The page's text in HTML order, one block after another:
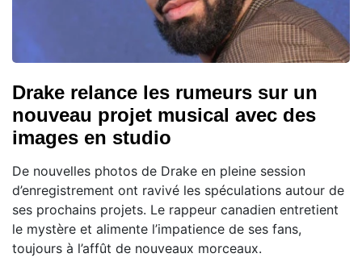
Drake relance les rumeurs sur un
nouveau projet musical avec des
images en studio
De nouvelles photos de Drake en pleine session
d’enregistrement ont ravivé les spéculations autour de
ses prochains projets. Le rappeur canadien entretient
le mystère et alimente l’impatience de ses fans,
toujours à l’affût de nouveaux morceaux.